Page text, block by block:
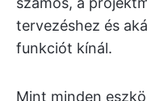
tervezéshez és
funkciót kínál.
Mint minden